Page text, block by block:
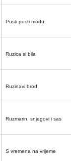
Pusti pusti modu
Ruzica si bila
Ruzinavi brod
Ruzmarin, snjegovi i sas
S vremena na vrijeme